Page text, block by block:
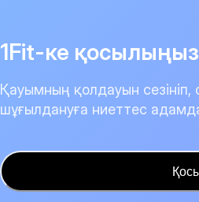
1Fit-ке қосылыңыз
Қауымның қолдауын сезініп,
шұғылдануға ниеттес